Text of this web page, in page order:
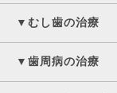
▼むし歯の治療
▼歯周病の治療